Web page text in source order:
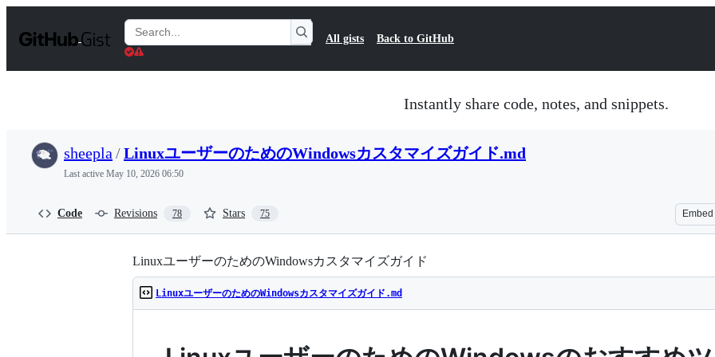
t
Search
Gists
All gists Back to GitHub
Instantly share code, notes, and snippets.
sheepla /LinuxユーザーのためのWindowsカスタマイズガイド.md
Last active May 10, 2026 06:50
Code Revisions 78 Stars 75 Embed
LinuxユーザーのためのWindowsカスタマイズガイド
LinuxユーザーのためのWindowsカスタマイズガイド.md